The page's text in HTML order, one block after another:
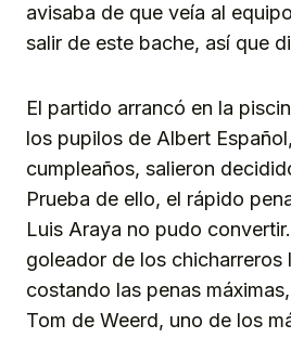
avisaba de que veía al
salir de este bache, así que
El partido arrancó en la
los pupilos de Albert
cumpleaños, salieron
Prueba de ello, el rápido
Luis Araya no pudo
goleador de los chicharreros
costando las penas
Tom de Weerd, uno de los